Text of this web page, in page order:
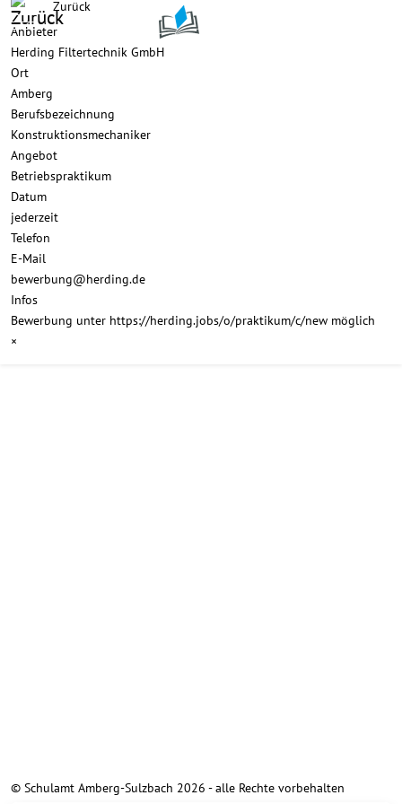
Mobile Menu Toggle
Zurück
Anbieter
Herding Filtertechnik GmbH
Ort
Amberg
Berufsbezeichnung
Konstruktionsmechaniker
Angebot
Betriebspraktikum
Datum
jederzeit
Telefon
E-Mail
bewerbung@herding.de
Infos
Bewerbung unter https://herding.jobs/o/praktikum/c/new möglich
×
© Schulamt Amberg-Sulzbach 2026 - alle Rechte vorbehalten